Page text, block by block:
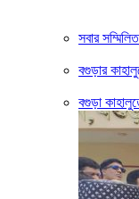
সবার
বগুড়ার
বগুড়া